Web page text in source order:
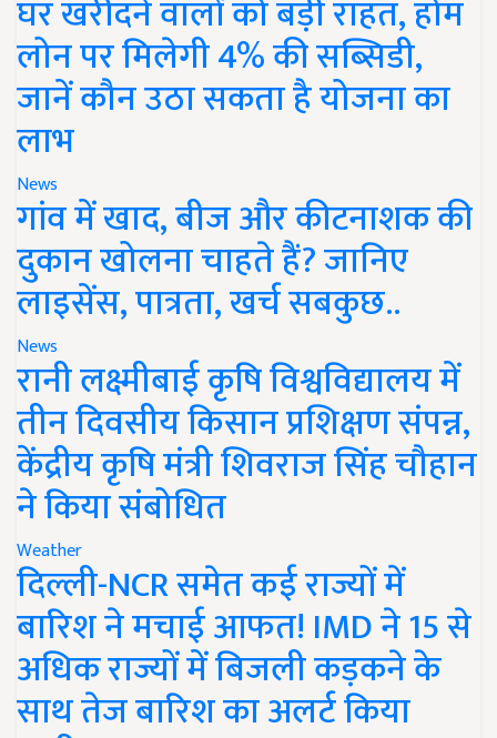
घर खरीदने वालों को बड़ी राहत, होम
लोन पर मिलेगी 4% की सब्सिडी,
जानें कौन उठा सकता है योजना का
लाभ
News
गांव में खाद, बीज और कीटनाशक की
दुकान खोलना चाहते हैं? जानिए
लाइसेंस, पात्रता, खर्च सबकुछ..
News
रानी लक्ष्मीबाई कृषि विश्वविद्यालय में
तीन दिवसीय किसान प्रशिक्षण संपन्न,
केंद्रीय कृषि मंत्री शिवराज सिंह चौहान
ने किया संबोधित
Weather
दिल्ली-NCR समेत कई राज्यों में
बारिश ने मचाई आफत! IMD ने 15 से
अधिक राज्यों में बिजली कड़कने के
साथ तेज बारिश का अलर्ट किया